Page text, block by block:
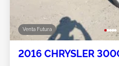
Venta Futura
2016 CHRYSLER